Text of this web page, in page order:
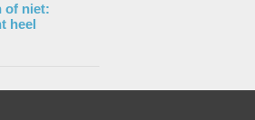
of niet:
heel